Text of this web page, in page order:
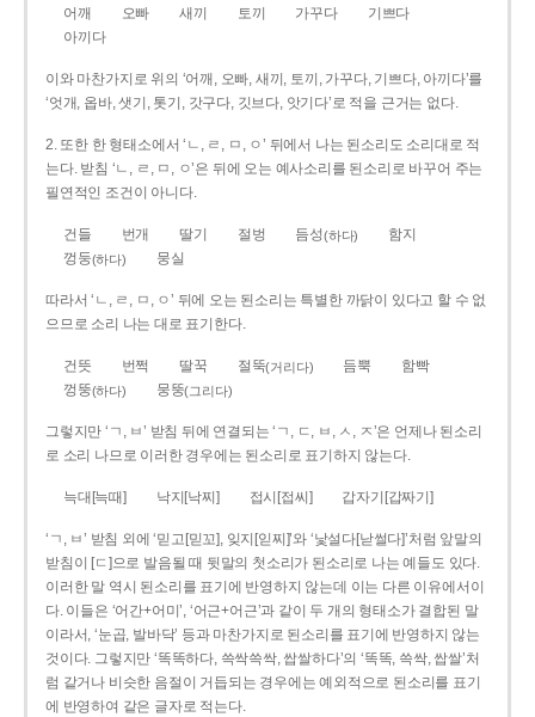
어깨 오빠 새끼 토끼 가꾸다
기쁘다
아끼다
이와 마찬가지로 위의 ‘어깨, 오빠, 새끼, 토끼, 가꾸다, 기쁘다, 아끼다’를
‘엇개, 옵바, 샛기, 톳기, 갓구다, 깃브다, 앗기다’로 적을 근거는 없다.
2. 또한 한 형태소에서 ‘ㄴ, ㄹ, ㅁ, ㅇ’ 뒤에서 나는 된소리도 소리대로 적
는다. 받침 ‘ㄴ, ㄹ, ㅁ, ㅇ’은 뒤에 오는 예사소리를 된소리로 바꾸어 주는
필연적인 조건이 아니다.
건들 번개 딸기 절벙 듬성(하다)
함지
껑둥(하다) 뭉실
따라서 ‘ㄴ, ㄹ, ㅁ, ㅇ’ 뒤에 오는 된소리는 특별한 까닭이 있다고 할 수 없
으므로 소리 나는 대로 표기한다.
건뜻 번쩍 딸꾹 절뚝(거리다) 듬뿍
함빡
껑뚱(하다) 뭉뚱(그리다)
그렇지만 ‘ㄱ, ㅂ’ 받침 뒤에 연결되는 ‘ㄱ, ㄷ, ㅂ, ㅅ, ㅈ’은 언제나 된소리
로 소리 나므로 이러한 경우에는 된소리로 표기하지 않는다.
늑대[늑때] 낙지[낙찌] 접시[접씨] 갑자기[갑짜기]
‘ㄱ, ㅂ’ 받침 외에 ‘믿고[믿꼬], 잊지[읻찌]’와 ‘낯설다[낟썰다]’처럼 앞말의
받침이 [ㄷ]으로 발음될 때 뒷말의 첫소리가 된소리로 나는 예들도 있다.
이러한 말 역시 된소리를 표기에 반영하지 않는데 이는 다른 이유에서이
다. 이들은 ‘어간+어미’, ‘어근+어근’과 같이 두 개의 형태소가 결합된 말
이라서, ‘눈곱, 발바닥’ 등과 마찬가지로 된소리를 표기에 반영하지 않는
것이다. 그렇지만 ‘똑똑하다, 쓱싹쓱싹, 쌉쌀하다’의 ‘똑똑, 쓱싹, 쌉쌀’처
럼 같거나 비슷한 음절이 거듭되는 경우에는 예외적으로 된소리를 표기
에 반영하여 같은 글자로 적는다.